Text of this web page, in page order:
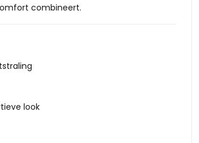
combineert.
look